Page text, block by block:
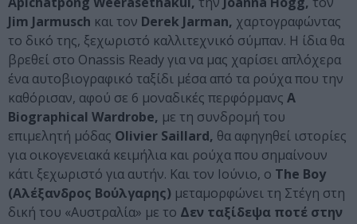
Jim Jarmusch και τον Derek Jarman, χαρτογραφώντας
το δικό της, ξεχωριστό καλλιτεχνικό σύμπαν. Η ίδια θα
βρεθεί στο Onassis Ready για να μας χαρίσει απλόχερα
ένα αυτοβιογραφικό ταξίδι μέσα από τα ρούχα που την
καθόρισαν, αφού σε 6 μοναδικές περφόρμανς A
Biographical Wardrobe, με τη συνδρομή του
επιμελητή μόδας Olivier Saillard, θα αφηγηθεί ιστορίες
για οικογενειακά κειμήλια και ρούχα που σημαίνουν
κάτι ξεχωριστό για αυτήν. Και τον Ιούνιο, ο The Boy
(Αλέξανδρος Βούλγαρης) μεταμορφώνει τη Στέγη στη
δική του «Αυστραλία» με το Δεν ταξίδεψα ποτέ στην